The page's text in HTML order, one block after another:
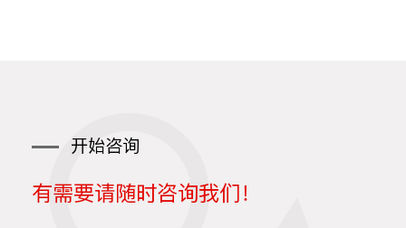
开始咨询
有需要请随时咨询我们！